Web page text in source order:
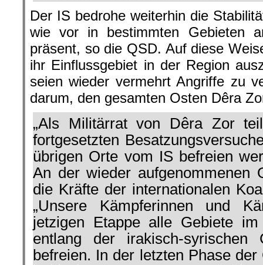
Der IS bedrohe weiterhin die
wie vor in bestimmten Gebieten
präsent, so die QSD. Auf diese
ihr Einflussgebiet in der Region
seien wieder vermehrt Angriffe zu
darum, den gesamten Osten Dêra
„Als Militärrat von Dêra Zor
fortgesetzten
übrigen Orte vom IS befreien
An der wieder aufgenommenen
die Kräfte der internationalen
„Unsere Kämpferinnen und
jetzigen Etappe alle Gebiete
entlang der irakisch-syrischen
befreien. In der letzten Phase